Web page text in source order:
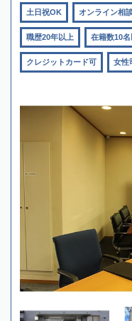
土日祝OK オンライン相
職歴20年以上 在籍数10名
クレジットカード可 女性